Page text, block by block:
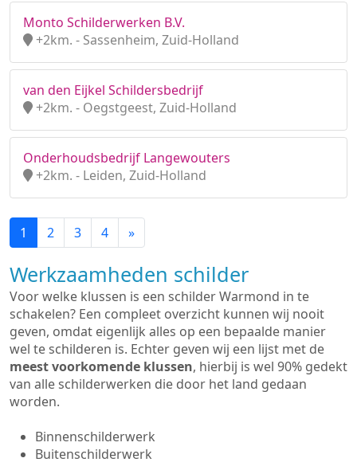
Monto Schilderwerken B.V.
+2km. - Sassenheim, Zuid-Holland
van den Eijkel Schildersbedrijf
+2km. - Oegstgeest, Zuid-Holland
Onderhoudsbedrijf Langewouters
+2km. - Leiden, Zuid-Holland
1 2 3 4 »
Werkzaamheden schilder
Voor welke klussen is een schilder Warmond in te
schakelen? Een compleet overzicht kunnen wij nooit
geven, omdat eigenlijk alles op een bepaalde manier
wel te schilderen is. Echter geven wij een lijst met de
meest voorkomende klussen, hierbij is wel 90% gedekt
van alle schilderwerken die door het land gedaan
worden.
Binnenschilderwerk
Buitenschilderwerk